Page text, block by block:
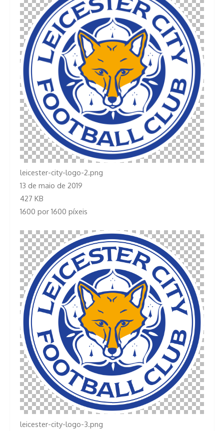
leicester-city-logo-2.png
13 de maio de 2019
427 KB
1600 por 1600 píxeis
leicester-city-logo-3.png